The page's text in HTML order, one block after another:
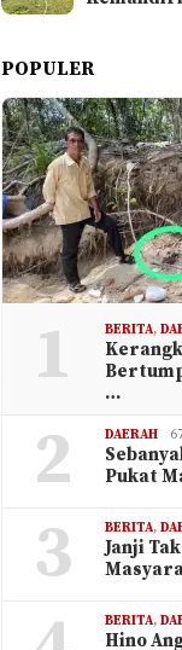
POPULER
1 BERITA,
…
2 DAERAH
Pukat
3 BERITA,
Janji
BERITA,
Hino